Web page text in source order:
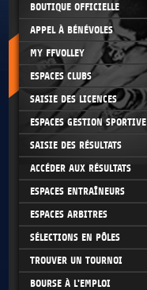
BOUTIQUE OFFICIELLE
APPEL À BÉNÉVOLES
MY FFVOLLEY
ESPACES CLUBS
SAISIE DES LICENCES
ESPACES GESTION SPORTIVE
SAISIE DES RÉSULTATS
ACCÉDER AUX RÉSULTATS
ESPACES ENTRAÎNEURS
ESPACES ARBITRES
SÉLECTIONS EN PÔLES
TROUVER UN TOURNOI
BOURSE À L'EMPLOI